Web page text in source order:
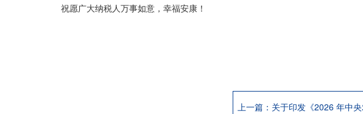
祝愿广大纳税人万事如意，幸福安康！